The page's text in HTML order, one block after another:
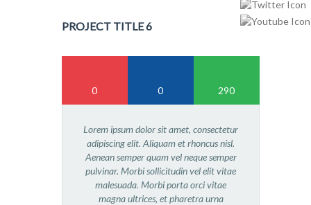
KONTAKT
PRETRAGA
PROJECT TITLE 6
Lorem ipsum dolor sit amet, consectetur
adipiscing elit. Aliquam et rhoncus nisl.
Aenean semper quam vel neque semper
pulvinar. Morbi sollicitudin vel elit vitae
malesuada. Morbi porta orci vitae
magna ultrices, et pharetra urna
0 0 290